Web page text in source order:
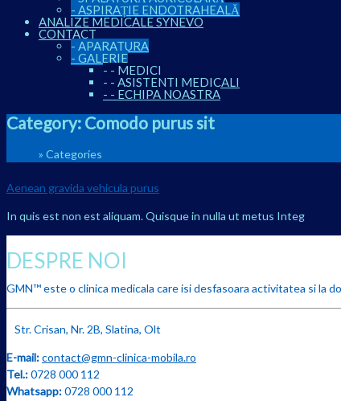
- ASPIRAȚIE ENDOTRAHEALĂ
ANALIZE MEDICALE SYNEVO
CONTACT
- APARATURA
- GALERIE
- - MEDICI
- - ASISTENTI MEDICALI
- - ECHIPA NOASTRA
Category: Comodo purus sit
» Categories
Aenean gravida vehicula purus
In quis est non est aliquam. Quisque in nulla ut metus Integ
DESPRE NOI
GMN™ este o clinica medicala care isi desfasoara activitatea si la
Str. Crisan, Nr. 2B, Slatina, Olt
E-mail:contact@gmn-clinica-mobila.ro
Tel.:0728 000 112
Whatsapp:0728 000 112